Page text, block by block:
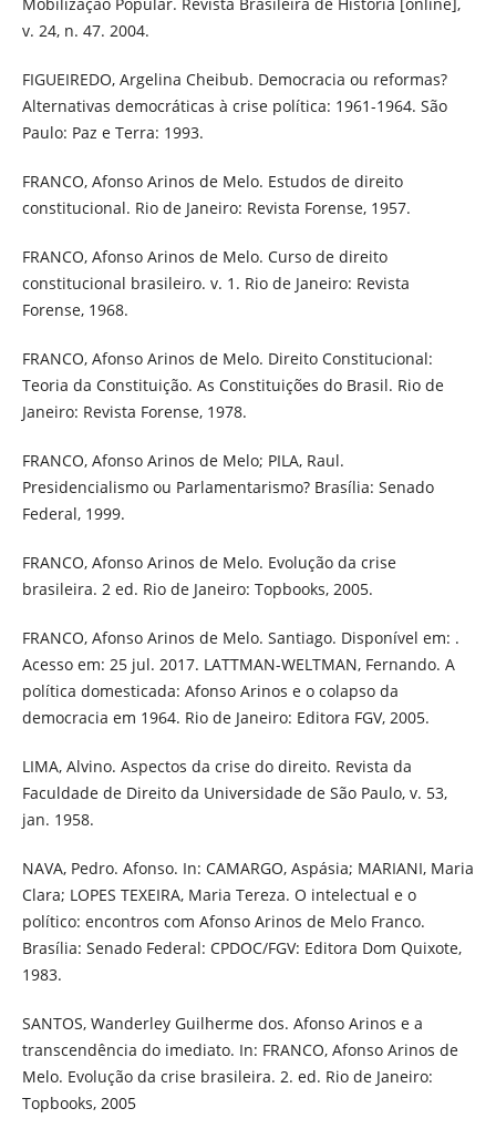
v. 24, n. 47. 2004.
FIGUEIREDO, Argelina Cheibub. Democracia ou reformas?
Alternativas democráticas à crise política: 1961-1964. São
Paulo: Paz e Terra: 1993.
FRANCO, Afonso Arinos de Melo. Estudos de direito
constitucional. Rio de Janeiro: Revista Forense, 1957.
FRANCO, Afonso Arinos de Melo. Curso de direito
constitucional brasileiro. v. 1. Rio de Janeiro: Revista
Forense, 1968.
FRANCO, Afonso Arinos de Melo. Direito Constitucional:
Teoria da Constituição. As Constituições do Brasil. Rio de
Janeiro: Revista Forense, 1978.
FRANCO, Afonso Arinos de Melo; PILA, Raul.
Presidencialismo ou Parlamentarismo? Brasília: Senado
Federal, 1999.
FRANCO, Afonso Arinos de Melo. Evolução da crise
brasileira. 2 ed. Rio de Janeiro: Topbooks, 2005.
FRANCO, Afonso Arinos de Melo. Santiago. Disponível em: .
Acesso em: 25 jul. 2017. LATTMAN-WELTMAN, Fernando. A
política domesticada: Afonso Arinos e o colapso da
democracia em 1964. Rio de Janeiro: Editora FGV, 2005.
LIMA, Alvino. Aspectos da crise do direito. Revista da
Faculdade de Direito da Universidade de São Paulo, v. 53,
jan. 1958.
NAVA, Pedro. Afonso. In: CAMARGO, Aspásia; MARIANI, Maria
Clara; LOPES TEXEIRA, Maria Tereza. O intelectual e o
político: encontros com Afonso Arinos de Melo Franco.
Brasília: Senado Federal: CPDOC/FGV: Editora Dom Quixote,
1983.
SANTOS, Wanderley Guilherme dos. Afonso Arinos e a
transcendência do imediato. In: FRANCO, Afonso Arinos de
Melo. Evolução da crise brasileira. 2. ed. Rio de Janeiro:
Topbooks, 2005